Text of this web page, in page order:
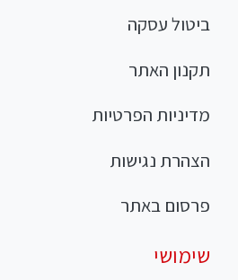
ביטול עסקה
תקנון האתר
מדיניות הפרטיות
הצהרת נגישות
פרסום באתר
שימושי